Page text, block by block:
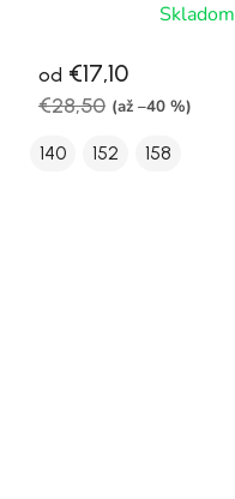
Skladom
od €17,10
€28,50 (až –40 %)
140 152 158